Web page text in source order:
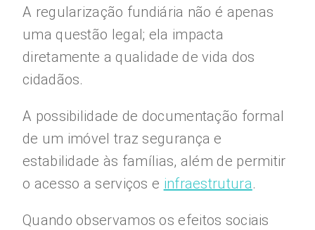
A regularização fundiária não é apenas
uma questão legal; ela impacta
diretamente a qualidade de vida dos
cidadãos.
A possibilidade de documentação formal
de um imóvel traz segurança e
estabilidade às famílias, além de permitir
o acesso a serviços e infraestrutura.
Quando observamos os efeitos sociais